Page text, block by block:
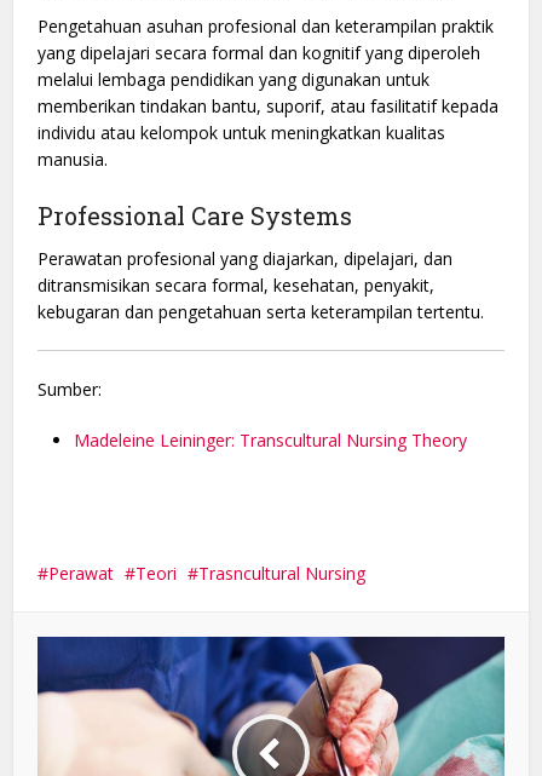
Pengetahuan asuhan profesional dan keterampilan praktik
yang dipelajari secara formal dan kognitif yang diperoleh
melalui lembaga pendidikan yang digunakan untuk
memberikan tindakan bantu, suporif, atau fasilitatif kepada
individu atau kelompok untuk meningkatkan kualitas
manusia.
Professional Care Systems
Perawatan profesional yang diajarkan, dipelajari, dan
ditransmisikan secara formal, kesehatan, penyakit,
kebugaran dan pengetahuan serta keterampilan tertentu.
Sumber:
Madeleine Leininger: Transcultural Nursing Theory
Perawat Teori Trasncultural Nursing